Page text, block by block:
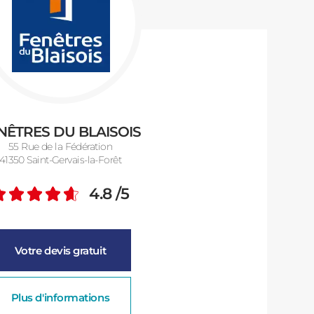
DU BLAISOIS
55 Rue de la Fédération
41350 Saint-Gervais-la-Forêt
Note moyenne :
4.8/5
Votre devis gratuit
Plus d'informations